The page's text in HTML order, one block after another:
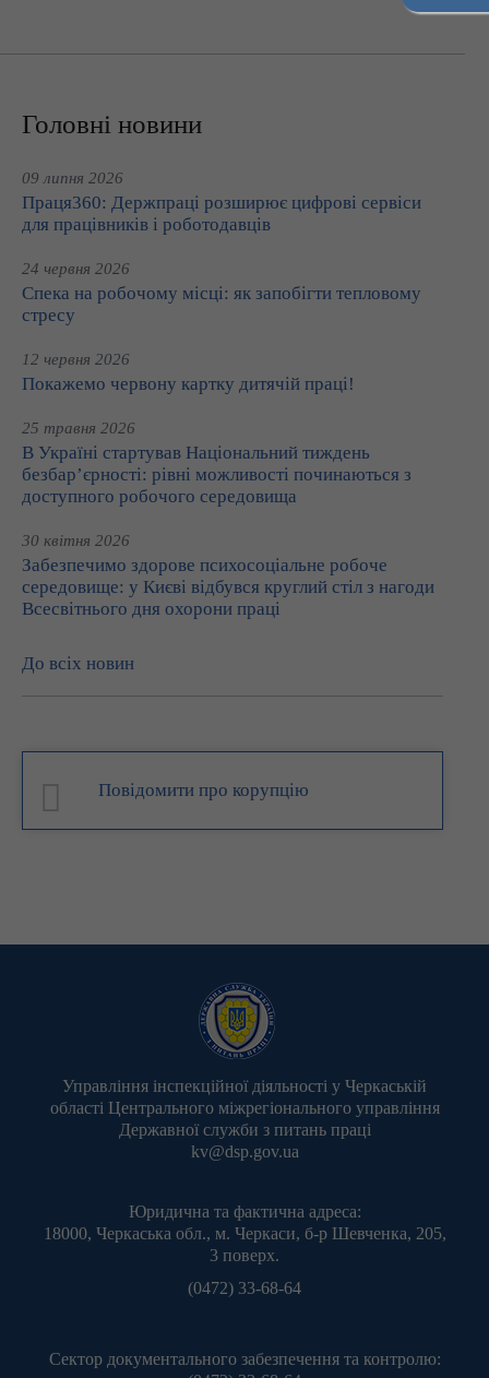
Головні новини
09 липня 2026
Праця360: Держпраці розширює цифрові сервіси
для працівників і роботодавців
24 червня 2026
Спека на робочому місці: як запобігти тепловому
стресу
12 червня 2026
Покажемо червону картку дитячій праці!
25 травня 2026
В Україні стартував Національний тиждень
безбар’єрності: рівні можливості починаються з
доступного робочого середовища
30 квітня 2026
Забезпечимо здорове психосоціальне робоче
середовище: у Києві відбувся круглий стіл з нагоди
Всесвітнього дня охорони праці
До всіх новин
Повідомити про корупцію
Управління інспекційної діяльності у Черкаській
області Центрального міжрегіонального управління
Державної служби з питань праці
kv@dsp.gov.ua
Юридична та фактична адреса:
18000, Черкаська обл., м. Черкаси, б-р Шевченка, 205,
3 поверх.
(0472) 33-68-64
Сектор документального забезпечення та контролю: